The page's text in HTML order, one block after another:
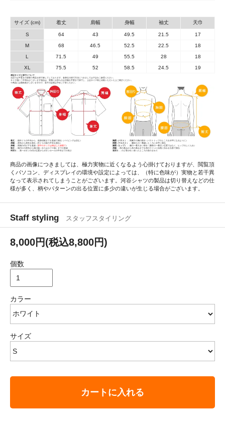
サイズ (cm) 着丈 肩幅 身幅 袖丈 天巾
S 64 43 49.5 21.5
17
M
68 46.5 52.5 22.5
18
L
71.5 49 55.5 28
18
XL
75.5 52 58.5 24.5 19
表記サイズと採寸について
当店では平置きの状態で商品を採寸致してしております。各部位の採寸方法につきましては下記をご参照ください。
サイズ感にご不明点がございます場合は、実際にお持ちのお洋服を平置きで採寸し、上記サイズ表と比較いただいた上ご検討ください。
※商品には個体差がございますので、若干の誤差は予めご了承ください。
着丈 … 後衿ぐりの中央から、後身頃裾までを直線で測る（パイピングは含む）
肩幅 … 肩先から肩先を測る（衿ぐりの後ろ中央を測る）
身幅 … 両袖の付け下を直線（背中のタックは伸ばした状態で）
袖丈 … 袖付けの肩先から袖口端（またはカフス端）までの直線
衿回り … 第一ボタンの付け位置からボタンホールの中央までの長さ
胸囲（バスト） … 両腕下の胸の部分（バストトップのところを水平になるように）
胴囲（ウエスト） … 腰回りの一番細いところに水平に測る
腰囲（ヒップ） … 腰の一番大きい部分（腰骨の一番広い位置ではなく、ヒップのふくらみ）
肩幅 … 肩の基点から首の基点までを肩のラインに自然に沿わせる形で測る
首回り … のど骨が出っ張ったところの首のまわり
商品の画像につきましては、極力実物に近くなるよう心掛けておりますが、閲覧頂
くパソコン、ディスプレイの環境や設定によっては、（特に色味が）実物と若干異
なって表示されてしまうことがございます。河谷シャツの製品は切り替えなどの仕
様が多く、柄やパターンの出る位置に多少の違いが生じる場合がございます。
Staff styling スタッフスタイリング
8,000円(税込8,800円)
個数
カラー
サイズ
カートに入れる